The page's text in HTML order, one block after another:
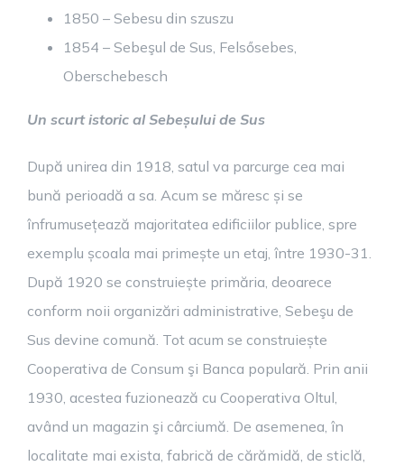
1850 – Sebesu din szuszu
1854 – Sebeşul de Sus, Felsősebes,
Oberschebesch
Un scurt istoric al Sebeșului de Sus
După unirea din 1918, satul va parcurge cea mai
bună perioadă a sa. Acum se măresc și se
înfrumusețează majoritatea edificiilor publice, spre
exemplu școala mai primește un etaj, între 1930-31.
După 1920 se construiește primăria, deoarece
conform noii organizări administrative, Sebeşu de
Sus devine comună. Tot acum se construiește
Cooperativa de Consum şi Banca populară. Prin anii
1930, acestea fuzionează cu Cooperativa Oltul,
având un magazin şi cârciumă. De asemenea, în
localitate mai exista, fabrică de cărămidă, de sticlă,